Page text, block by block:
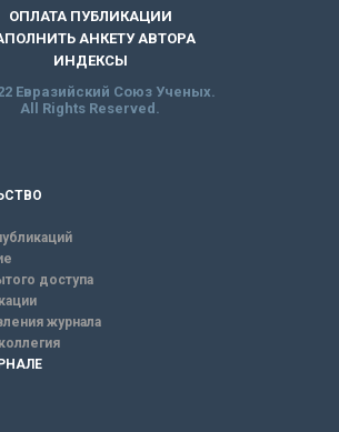
ОПЛАТА ПУБЛИКАЦИИ
АНКЕТУ АВТОРА
ИНДЕКСЫ
Евразийский Союз Ученых.
All Rights Reserved.
доступа
журнала